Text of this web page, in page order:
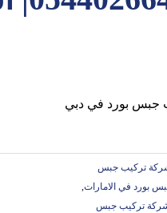
تركيب جبس
بورد في الامارات,
تركيب جبس